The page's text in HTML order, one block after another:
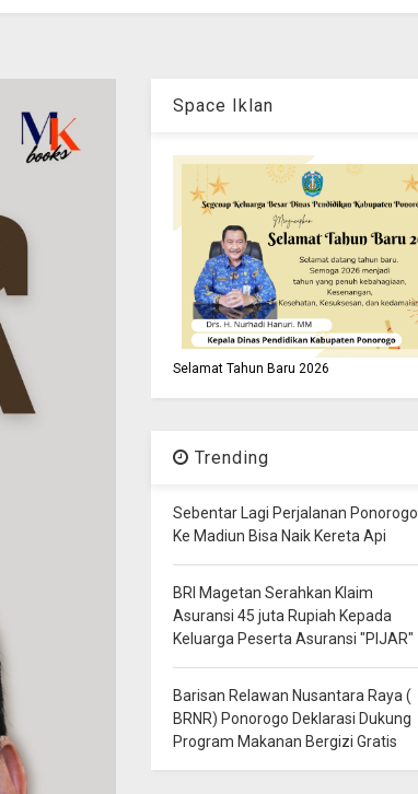
Space Iklan
Selamat Tahun Baru 2026
Trending
Sebentar Lagi Perjalanan Ponorogo
Ke Madiun Bisa Naik Kereta Api
BRI Magetan Serahkan Klaim
Asuransi 45 juta Rupiah Kepada
Keluarga Peserta Asuransi "PIJAR"
Barisan Relawan Nusantara Raya (
BRNR) Ponorogo Deklarasi Dukung
Program Makanan Bergizi Gratis